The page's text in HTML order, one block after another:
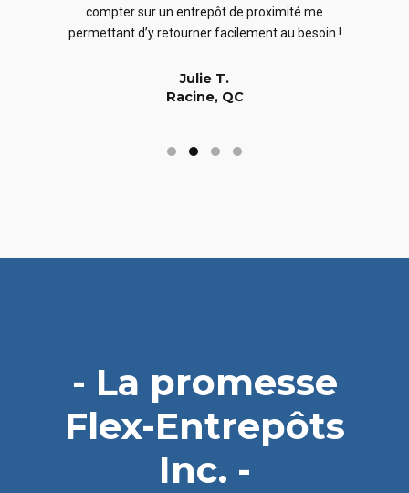
compter sur un entrepôt de proximité me
permettant d’y retourner facilement au besoin !
Julie T.
Racine, QC
- La promesse
Flex-Entrepôts
Inc. -